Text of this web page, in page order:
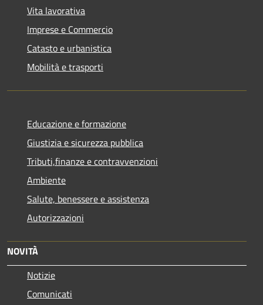
Vita lavorativa
Imprese e Commercio
Catasto e urbanistica
Mobilità e trasporti
Educazione e formazione
Giustizia e sicurezza pubblica
Tributi,finanze e contravvenzioni
Ambiente
Salute, benessere e assistenza
Autorizzazioni
NOVITÀ
Notizie
Comunicati